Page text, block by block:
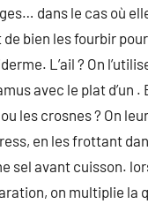
dans le cas où
bien les fourbir
L’ail ? On
avec le plat d’un .
les crosnes ? On
en les frottant
sel avant cuisson.
on multiplie la